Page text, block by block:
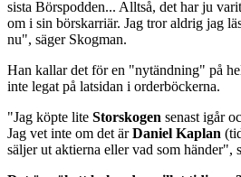
sista Börspodden... Alltså, det har ju
om i sin börskarriär. Jag tror aldrig jag
nu", säger Skogman.
Han kallar det för en "nytändning" på
inte legat på latsidan i orderböckerna.
"Jag köpte lite Storskogen senast igår
Jag vet inte om det ärDaniel Kaplan
säljer ut aktierna eller vad som händer",